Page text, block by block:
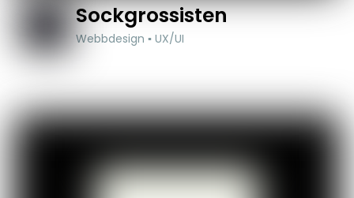
Sockgrossisten
Webbdesign ▪ UX/UI